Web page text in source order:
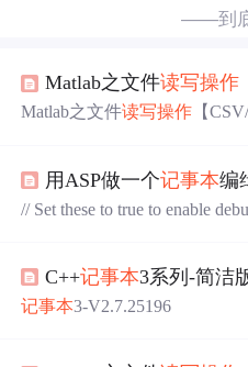
——到
Matlab之文件读写操作
Matlab之文件读写操作 【
用ASP做一个记事本编
// Set these to true to enable
TEXTAREA1.sty
C++记事本3系列-简洁
记事本3-V2.7.25196